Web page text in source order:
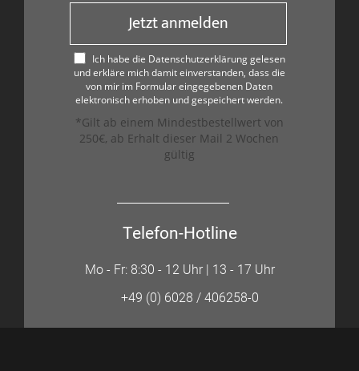
Jetzt anmelden
Ich habe die Datenschutzerklärung gelesen
und erkläre mich damit einverstanden, dass die
von mir im Formular eingegebenen Daten
elektronisch erhoben und gespeichert werden.
*Gilt ab einem Mindestbestellwert von
250€, ab Erhalt dieser Mail 2 Wochen
gültig
Telefon-Hotline
Mo - Fr: 8:30 - 12 Uhr | 13 - 17 Uhr
+49 (0) 6028 / 406258-0